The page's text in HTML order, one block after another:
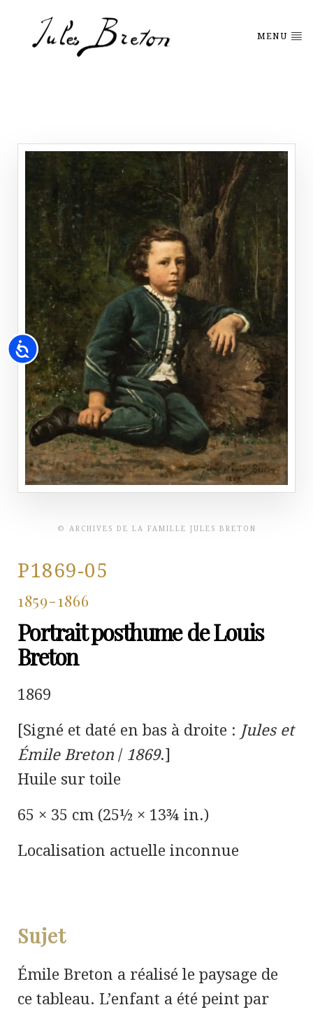
Accessibility
MENU
© ARCHIVES DE LA FAMILLE JULES BRETON
P1869-05
1859-1866
Portrait posthume de Louis
Breton
1869
[Signé et daté en bas à droite : Jules et
Émile Breton / 1869.]
Huile sur toile
65 × 35 cm (25½ × 13¾ in.)
Localisation actuelle inconnue
Sujet
Émile Breton a réalisé le paysage de
ce tableau. L’enfant a été peint par